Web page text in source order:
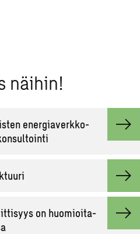
näi­hin!
ener­gia­verk­ko­
on huo­mioi­ta­